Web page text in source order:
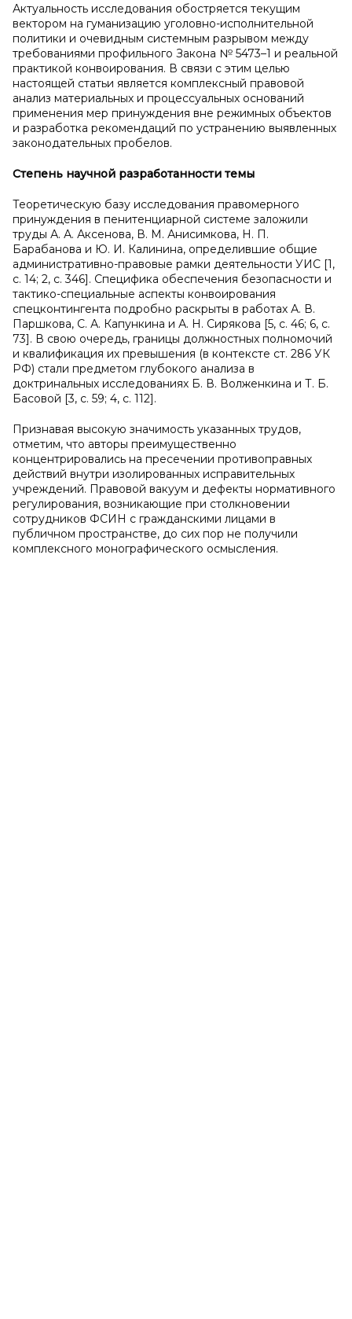
Актуальность исследования обостряется текущим
вектором на гуманизацию уголовно-исполнительной
политики и очевидным системным разрывом между
требованиями профильного Закона № 5473–1 и реальной
практикой конвоирования. В связи с этим целью
настоящей статьи является комплексный правовой
анализ материальных и процессуальных оснований
применения мер принуждения вне режимных объектов
и разработка рекомендаций по устранению выявленных
законодательных пробелов.
Степень научной разработанности темы
Теоретическую базу исследования правомерного
принуждения в пенитенциарной системе заложили
труды А. А. Аксенова, В. М. Анисимкова, Н. П.
Барабанова и Ю. И. Калинина, определившие общие
административно-правовые рамки деятельности УИС [1,
с. 14; 2, с. 346]. Специфика обеспечения безопасности и
тактико-специальные аспекты конвоирования
спецконтингента подробно раскрыты в работах А. В.
Паршкова, С. А. Капункина и А. Н. Сирякова [5, с. 46; 6, с.
73]. В свою очередь, границы должностных полномочий
и квалификация их превышения (в контексте ст. 286 УК
РФ) стали предметом глубокого анализа в
доктринальных исследованиях Б. В. Волженкина и Т. Б.
Басовой [3, с. 59; 4, с. 112].
Признавая высокую значимость указанных трудов,
отметим, что авторы преимущественно
концентрировались на пресечении противоправных
действий внутри изолированных исправительных
учреждений. Правовой вакуум и дефекты нормативного
регулирования, возникающие при столкновении
сотрудников ФСИН с гражданскими лицами в
публичном пространстве, до сих пор не получили
комплексного монографического осмысления.